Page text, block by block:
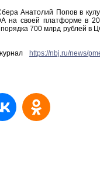
Анатолий Попов в
своей платформе в
700 млрд рублей в
https://nbj.ru/news/